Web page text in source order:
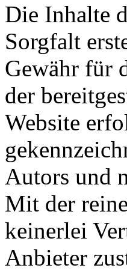
Die Inhalte
Sorgfalt
Gewähr für
der
Website
Autors und
Mit der
keinerlei
Anbieter